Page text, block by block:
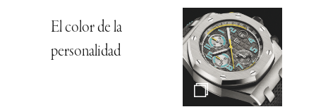
El color de la
personalidad